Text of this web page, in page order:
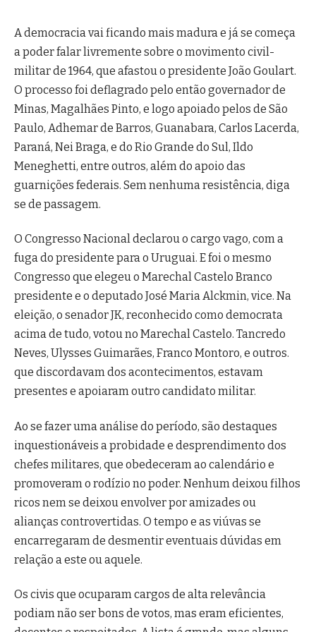
A democracia vai ficando mais madura e já se começa
a poder falar livremente sobre o movimento civil-
militar de 1964, que afastou o presidente João Goulart.
O processo foi deflagrado pelo então governador de
Minas, Magalhães Pinto, e logo apoiado pelos de São
Paulo, Adhemar de Barros, Guanabara, Carlos Lacerda,
Paraná, Nei Braga, e do Rio Grande do Sul, Ildo
Meneghetti, entre outros, além do apoio das
guarnições federais. Sem nenhuma resistência, diga
se de passagem.
O Congresso Nacional declarou o cargo vago, com a
fuga do presidente para o Uruguai. E foi o mesmo
Congresso que elegeu o Marechal Castelo Branco
presidente e o deputado José Maria Alckmin, vice. Na
eleição, o senador JK, reconhecido como democrata
acima de tudo, votou no Marechal Castelo. Tancredo
Neves, Ulysses Guimarães, Franco Montoro, e outros.
que discordavam dos acontecimentos, estavam
presentes e apoiaram outro candidato militar.
Ao se fazer uma análise do período, são destaques
inquestionáveis a probidade e desprendimento dos
chefes militares, que obedeceram ao calendário e
promoveram o rodízio no poder. Nenhum deixou filhos
ricos nem se deixou envolver por amizades ou
alianças controvertidas. O tempo e as viúvas se
encarregaram de desmentir eventuais dúvidas em
relação a este ou aquele.
Os civis que ocuparam cargos de alta relevância
podiam não ser bons de votos, mas eram eficientes,